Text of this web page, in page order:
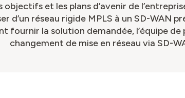
et les plans d’avenir de
d’un réseau rigide MPLS à un SD-WAN
fournir la solution demandée, l’équipe
changement de mise en réseau via SD-